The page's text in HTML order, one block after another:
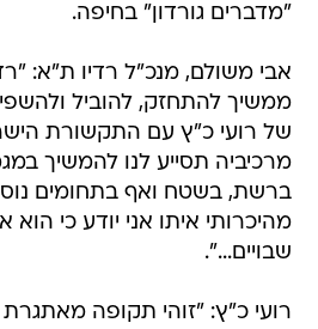
"מדברים גורדון" בחיפה.
ממשיך להתחזק, להוביל
של רועי כ"ץ עם התקשורת
ברשת, בשטח ואף בתחומים
מהיכרותי איתו אני יודע כי הוא
שבויים...".
רועי כ"ץ: "זוהי תקופה